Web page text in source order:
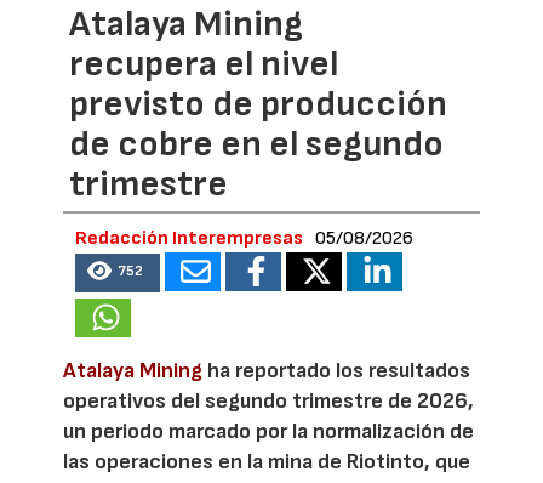
Atalaya Mining
recupera el nivel
previsto de producción
de cobre en el segundo
trimestre
Redacción Interempresas 05/08/2026
752
Atalaya Mining ha reportado los resultados
operativos del segundo trimestre de 2026,
un periodo marcado por la normalización de
las operaciones en la mina de Riotinto, que